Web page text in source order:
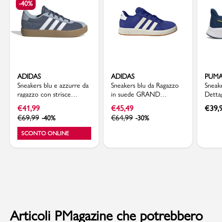
-40%
ADIDAS
Sneakers blu e azzurre da
ragazzo con strisce
bianche adidas VL Court
3.0 K
€41,99
€69,99 -40%
SCONTO ONLINE
ADIDAS
Sneakers blu da Ragazzo
in suede GRAND
COURT 00s adidas
€45,49
€64,99 -30%
Day
€
Articoli PMagazine che potrebbero